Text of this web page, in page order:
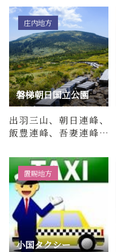
る「赤芝峡」は、山形
県の西南…
磐梯朝日国立公園
庄内地方
出羽三山、朝日連峰、
飯豊連峰、吾妻連峰、
の広大な範囲に及ぶ国
立公園で…
小国タクシー
置賜地方